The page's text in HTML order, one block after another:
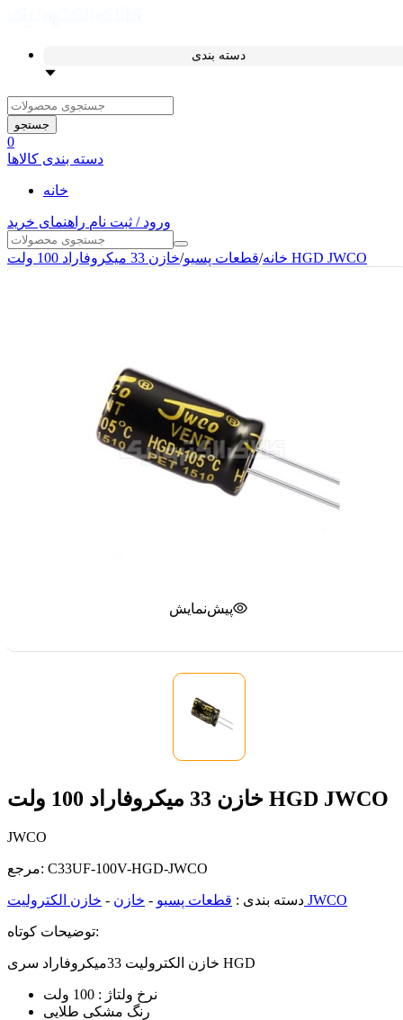
دسته بندی
جستجو
0
دسته بندی کالاها
خانه
ورود / ثبت نام راهنمای خرید
خانه/قطعات پسیو/ خازن 33 میکروفاراد 100 ولت HGD JWCO
پیش‌نمایش
خازن 33 میکروفاراد 100 ولت HGD JWCO
JWCO
مرجع: C33UF-100V-HGD-JWCO
دسته بندی : قطعات پسیو - خازن - خازن الکترولیت JWCO
توضیحات کوتاه:
خازن الکترولیت 33میکروفاراد سری HGD
نرخ ولتاژ : 100 ولت
رنگ مشکی طلایی